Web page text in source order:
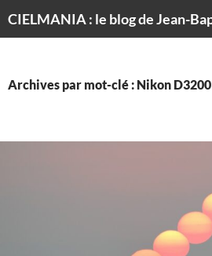
Archives par mot-clé : Nikon D3200